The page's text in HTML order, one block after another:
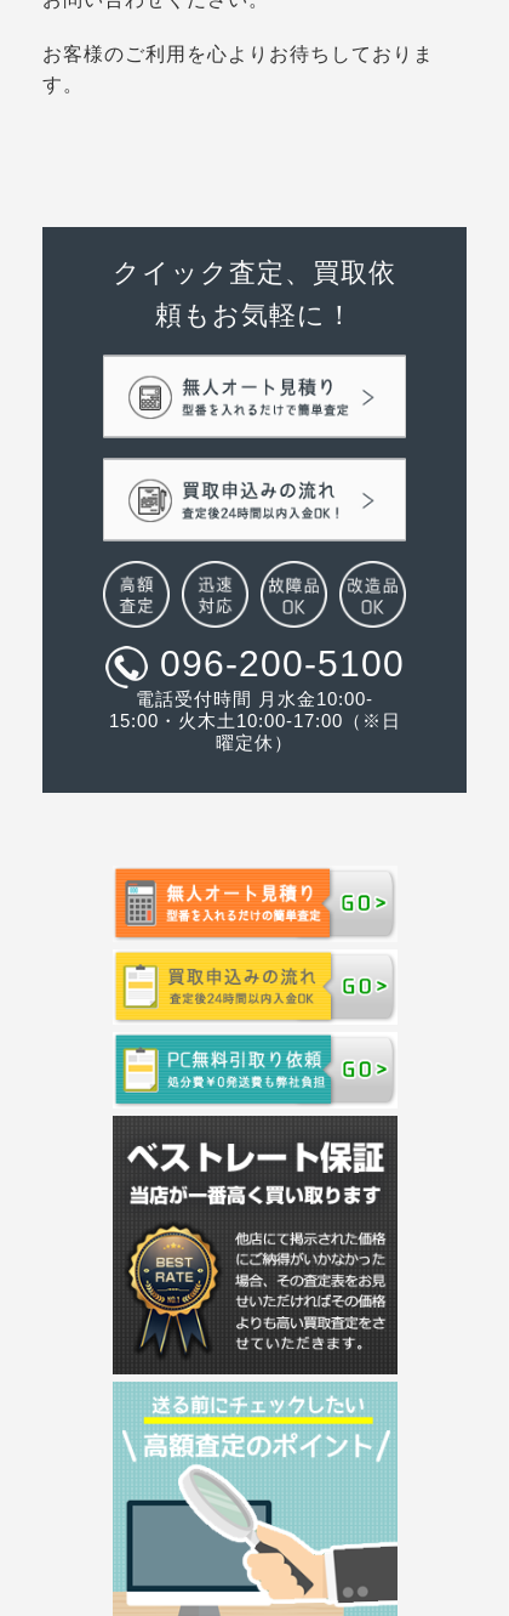
お客様のご利用を心よりお待ちしておりま
す。
クイック査定、買取依
頼もお気軽に！
096-200-5100
電話受付時間 月水金10:00-
15:00・火木土10:00-17:00（※日
曜定休）